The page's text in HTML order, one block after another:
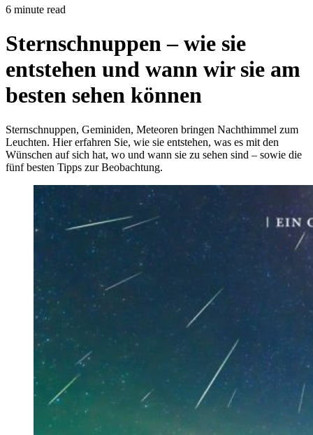
6 minute read
Sternschnuppen – wie sie
entstehen und wann wir sie am
besten sehen können
Sternschnuppen, Geminiden, Meteoren bringen Nachthimmel zum
Leuchten. Hier erfahren Sie, wie sie entstehen, was es mit den
Wünschen auf sich hat, wo und wann sie zu sehen sind – sowie die
fünf besten Tipps zur Beobachtung.